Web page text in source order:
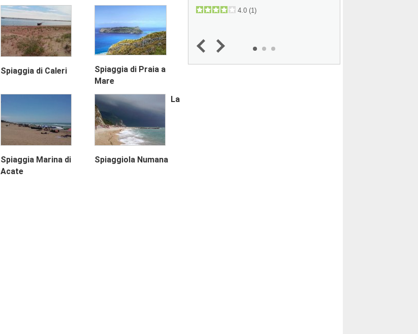
Spiaggia di Caleri
Spiaggia di Praia a
Mare
Spiaggia Marina di
Acate
La
Spiaggiola Numana
4.0 (1)
1 2 3